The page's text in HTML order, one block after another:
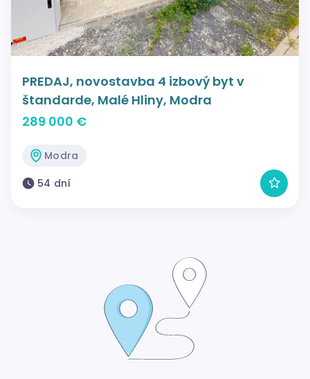
PREDAJ, novostavba 4 izbový byt v
štandarde, Malé Hliny, Modra
289 000 €
Modra
54 dní